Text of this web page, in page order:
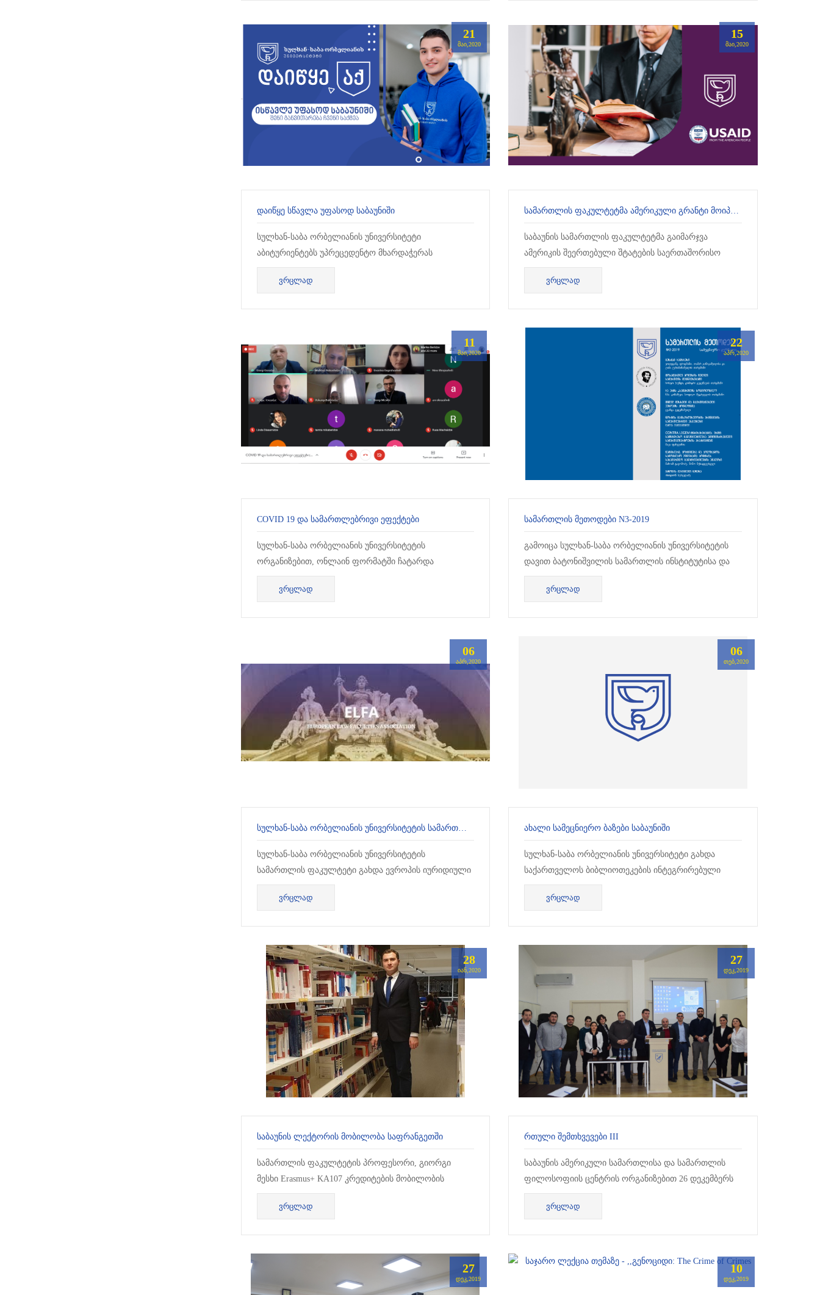
21
ᲛᲐᲘ,2020
ᲓᲐᲘᲬᲧᲔ ᲡᲬᲐᲕᲚᲐ ᲣᲤᲐᲡᲝᲓ ᲡᲐᲑᲐᲣᲜᲘᲨᲘ
სულხან-საბა ორბელიანის უნივერსიტეტი
აბიტურიენტებს უპრეცედენტო მხარდაჭერას
სთავაზობს: 2020 წლის...
ᲕᲠᲪᲚᲐᲓ
15
ᲛᲐᲘ,2020
ᲡᲐᲛᲐᲠᲗᲚᲘᲡ ᲤᲐᲙᲣᲚᲢᲔᲢᲛᲐ ᲐᲛᲔᲠᲘᲙᲣᲚᲘ ᲒᲠᲐᲜᲢᲘ ᲛᲝᲘᲞᲝᲕᲐ
საბაუნის სამართლის ფაკულტეტმა გაიმარჯვა
ამერიკის შეერთებული შტატების საერთაშორისო
განვითარების სააგენტოს (USAID) პროგრამის -
„კანონის...
ᲕᲠᲪᲚᲐᲓ
11
ᲛᲐᲘ,2020
COVID 19 ᲓᲐ ᲡᲐᲛᲐᲠᲗᲚᲔᲑᲠᲘᲕᲘ ᲔᲤᲔᲥᲢᲔᲑᲘ
სულხან-საბა ორბელიანის უნივერსიტეტის
ორგანიზებით, ონლაინ ფორმატში ჩატარდა
პანელური დისკუსიათა ციკლი თემაზე „COVID 19 ის
გამოწვევები საქართველოში“.
ᲕᲠᲪᲚᲐᲓ
22
ᲐᲞᲠ,2020
ᲡᲐᲛᲐᲠᲗᲚᲘᲡ ᲛᲔᲗᲝᲓᲔᲑᲘ N3-2019
გამოიცა სულხან-საბა ორბელიანის უნივერსიტეტის
დავით ბატონიშვილის სამართლის ინსტიტუტისა და
ივანე ჯავახიშვილის სახელობის თბილისის
სახელმწიფო უნივერსიტეტის ერთობლი...
ᲕᲠᲪᲚᲐᲓ
06
ᲐᲞᲠ,2020
ᲡᲣᲚᲮᲐᲜ-ᲡᲐᲑᲐ ᲝᲠᲑᲔᲚᲘᲐᲜᲘᲡ ᲣᲜᲘᲕᲔᲠᲡᲘᲢᲔᲢᲘᲡ ᲡᲐᲛᲐᲠᲗᲚᲘᲡ ᲤᲐᲙᲣᲚᲢᲔᲢᲘ ELFA-Ს ᲬᲔᲕᲠᲘ ᲒᲐᲮᲓᲐ
სულხან-საბა ორბელიანის უნივერსიტეტის
სამართლის ფაკულტეტი გახდა ევროპის იურიდიული
ფაკულტეტების ასოციაციის (ELFA – European Law
Faculties Association) წევრი....
ᲕᲠᲪᲚᲐᲓ
06
ᲗᲔᲑ,2020
ᲐᲮᲐᲚᲘ ᲡᲐᲛᲔᲪᲜᲘᲔᲠᲝ ᲑᲐᲖᲔᲑᲘ ᲡᲐᲑᲐᲣᲜᲘᲨᲘ
სულხან-საბა ორბელიანის უნივერსიტეტი გახდა
საქართველოს ბიბლიოთეკების ინტეგრირებული
საინფორმაციო ქსელის კონსორციუმის წევრი.
შესაძლებლობა გვაქვს, ვისარგებლოთ უმ...
ᲕᲠᲪᲚᲐᲓ
28
ᲘᲐᲜ,2020
ᲡᲐᲑᲐᲣᲜᲘᲡ ᲚᲔᲥᲢᲝᲠᲘᲡ ᲛᲝᲑᲘᲚᲝᲑᲐ ᲡᲐᲤᲠᲐᲜᲒᲔᲗᲨᲘ
სამართლის ფაკულტეტის პროფესორი, გიორგი
მესხი Erasmus+ KA107 კრედიტების მობილობის
პროგრამით იმყოფებოდა ლიონის კათოლიკურ
უნივერსიტეტში, სადაც ერთი კვირის მანძილზე
ᲕᲠᲪᲚᲐᲓ
27
ᲓᲔᲙ,2019
ᲠᲗᲣᲚᲘ ᲨᲔᲛᲗᲮᲕᲔᲕᲔᲑᲘ III
საბაუნის ამერიკული სამართლისა და სამართლის
ფილოსოფიის ცენტრის ორგანიზებით 26 დეკემბერს
მესამე ეროვნული კონფერენცია გაიმართა თემაზე -
„რთული შემთხვევები სასამართლ...
ᲕᲠᲪᲚᲐᲓ
27
ᲓᲔᲙ,2019
10
ᲓᲔᲙ,2019